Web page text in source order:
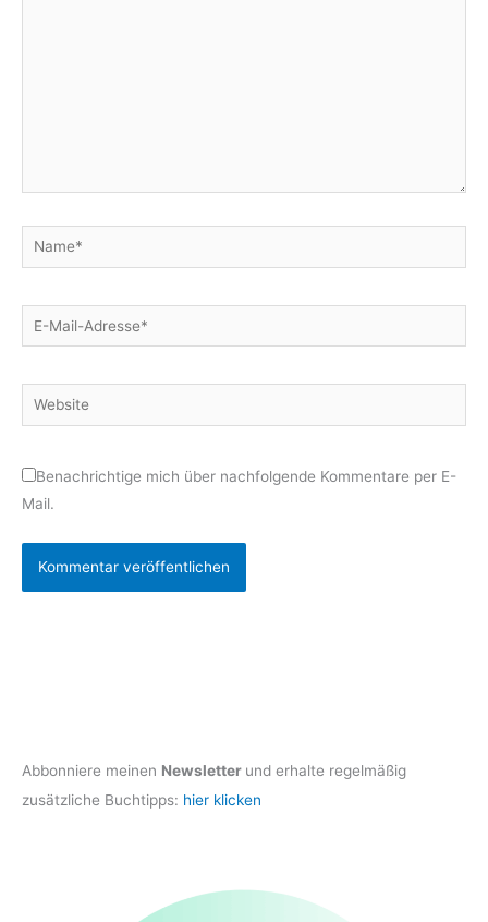
Name*
E-
Mail-
Website
Benachrichtige mich über nachfolgende Kommentare per E-
Mail.
Abbonniere meinen Newsletter und erhalte regelmäßig
zusätzliche Buchtipps: hier klicken